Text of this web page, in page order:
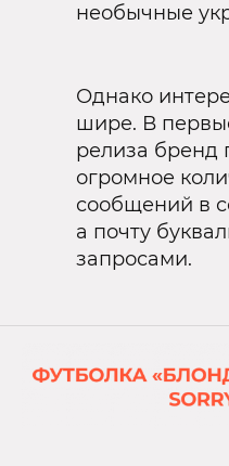
необычные
Однако
шире. В
релиза бренд
огромное
сообщений в
а почту
запросами.